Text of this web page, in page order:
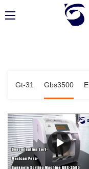
Gt-31 Gbs3500